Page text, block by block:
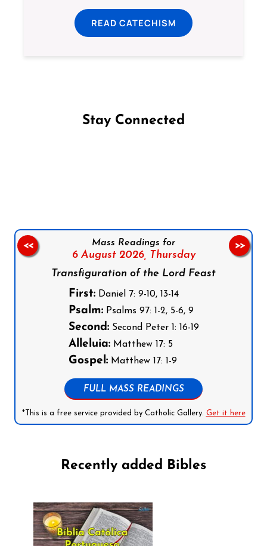
READ CATECHISM
Stay Connected
Mass Readings for
6 August 2026,
Thursday
Transfiguration of the Lord Feast
First:Daniel 7: 9-10, 13-14
Psalm:Psalms 97: 1-2, 5-6, 9
Second:Second Peter 1: 16-19
Alleluia:Matthew 17: 5
Gospel:Matthew 17: 1-9
FULL MASS READINGS
*This is a free service provided by Catholic Gallery. Get it here
<< >>
Recently added Bibles